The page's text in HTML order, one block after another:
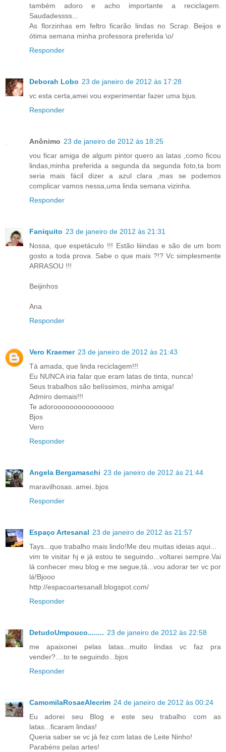
também adoro e acho importante a reciclagem.
Saudadessss...
As florzinhas em feltro ficarão lindas no Scrap. Beijos e
ótima semana minha professora preferida \o/
Responder
Deborah Lobo 23 de janeiro de 2012 às 17:28
vc esta certa,amei vou experimentar fazer uma bjus.
Responder
Anônimo 23 de janeiro de 2012 às 18:25
vou ficar amiga de algum pintor quero as latas ,como ficou
lindas,minha preferida a segunda da segunda foto,ta bom
seria mais fácil dizer a azul clara ,mas se podemos
complicar vamos nessa,uma linda semana vizinha.
Responder
Faniquito 23 de janeiro de 2012 às 21:31
Nossa, que espetáculo !!! Estão liiindas e são de um bom
gosto a toda prova. Sabe o que mais ?!? Vc simplesmente
ARRASOU !!!
Beijinhos
Ana
Responder
Vero Kraemer 23 de janeiro de 2012 às 21:43
Tá amada, que linda reciclagem!!!
Eu NUNCA iria falar que eram latas de tinta, nunca!
Seus trabalhos são belíssimos, minha amiga!
Admiro demais!!!
Te adorooooooooooooooo
Bjos
Vero
Responder
Angela Bergamaschi 23 de janeiro de 2012 às 21:44
maravilhosas..amei..bjos
Responder
Espaço Artesanal 23 de janeiro de 2012 às 21:57
Tays...que trabalho mais lindo!Me deu muitas ideias aqui...
vim te visitar hj e já estou te seguindo...voltarei sempre.Vai
lá conhecer meu blog e me segue,tá...vou adorar ter vc por
lá!Bjooo
http://espacoartesanall.blogspot.com/
Responder
DetudoUmpouco........ 23 de janeiro de 2012 às 22:58
me apaixonei pelas latas...muito lindas vc faz pra
vender?....to te seguindo...bjos
Responder
CamomilaRosaeAlecrim 24 de janeiro de 2012 às 00:24
Eu adorei seu Blog e este seu trabalho com as
latas...ficaram lindas!
Queria saber se vc já fez com latas de Leite Ninho!
Parabéns pelas artes!